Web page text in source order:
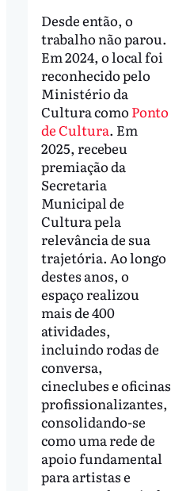
Desde então, o
trabalho não parou.
Em 2024, o local foi
reconhecido pelo
Ministério da
Cultura como Ponto
de Cultura. Em
2025, recebeu
premiação da
Secretaria
Municipal de
Cultura pela
relevância de sua
trajetória. Ao longo
destes anos, o
espaço realizou
mais de 400
atividades,
incluindo rodas de
conversa,
cineclubes e oficinas
profissionalizantes,
consolidando-se
como uma rede de
apoio fundamental
para artistas e